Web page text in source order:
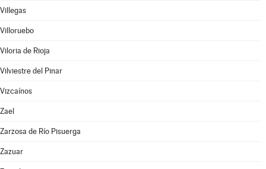
Villegas
Villoruebo
Viloria de Rioja
Vilviestre del Pinar
Vizcaínos
Zael
Zarzosa de Río Pisuerga
Zazuar